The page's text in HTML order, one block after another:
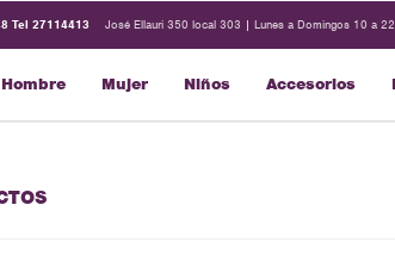
Hombre Mujer Niños Accesorios
Tel 27114413 José Ellauri 350 local 303 | Lunes a Domingos 10 a